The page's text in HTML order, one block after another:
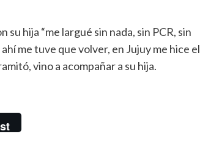
hija “me largué sin nada, sin PCR, sin
me tuve que volver, en Jujuy me hice el
vino a acompañar a su hija.